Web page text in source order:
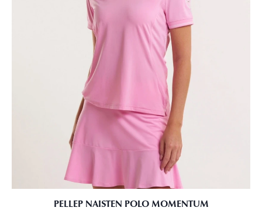
PELLEP NAISTEN POLO MOMENTUM